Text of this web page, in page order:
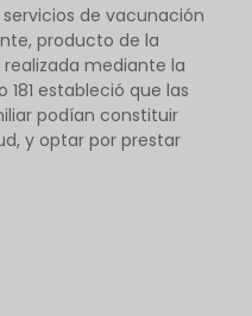
de vacunación
producto de la
mediante la
181 estableció que las
podían constituir
y optar por prestar